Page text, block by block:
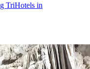
TriHotels in